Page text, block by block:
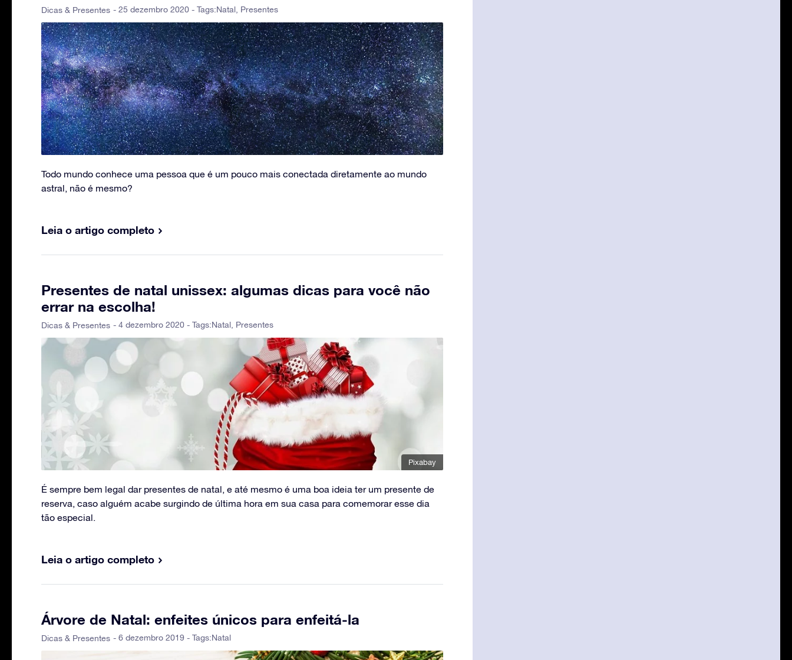
Dicas & Presentes - 25 dezembro 2020 - Tags:Natal Presentes
Todo mundo conhece uma pessoa que é um pouco mais conectada diretamente ao mundo
astral, não é mesmo?
Leia o artigo completo
Presentes de natal unissex: algumas dicas para você não
errar na escolha!
Dicas & Presentes - 4 dezembro 2020 - Tags:Natal Presentes
Pixabay
É sempre bem legal dar presentes de natal, e até mesmo é uma boa ideia ter um presente de
reserva, caso alguém acabe surgindo de última hora em sua casa para comemorar esse dia
tão especial.
Leia o artigo completo
Árvore de Natal: enfeites únicos para enfeitá-la
Dicas & Presentes - 6 dezembro 2019 - Tags:Natal